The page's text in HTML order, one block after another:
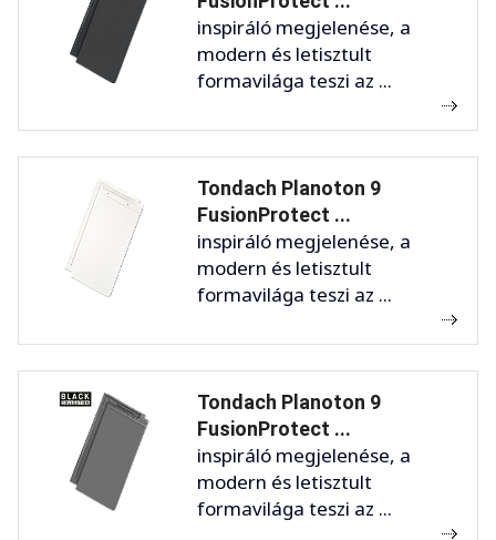
inspiráló megjelenése, a
modern és letisztult
formavilága teszi az ...
Tondach Planoton 9
FusionProtect ...
inspiráló megjelenése, a
modern és letisztult
formavilága teszi az ...
Tondach Planoton 9
FusionProtect ...
inspiráló megjelenése, a
modern és letisztult
formavilága teszi az ...